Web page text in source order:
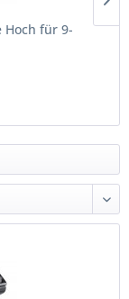
Hoch für 9-